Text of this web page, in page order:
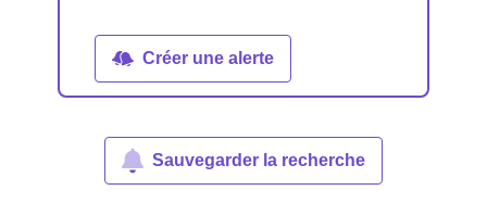
Créer une alerte
Sauvegarder la recherche